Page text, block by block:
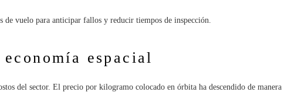
de vuelo para anticipar fallos y reducir tiempos de inspección.
espacial
del sector. El precio por kilogramo colocado en órbita ha descendido de manera